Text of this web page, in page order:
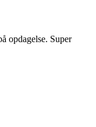
opdagelse. Super